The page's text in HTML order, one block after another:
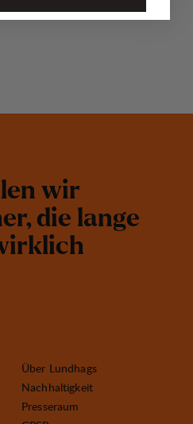
len wir
er, die lange
irklich
Über Lundhags
Nachhaltigkeit
Presseraum